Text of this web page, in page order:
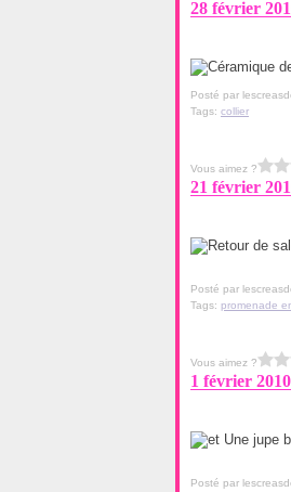
28 février
Posté par
Tags: collier
Vous aimez ?
21 février
Posté par
Tags: promenade
Vous aimez ?
1 février 2010
Posté par